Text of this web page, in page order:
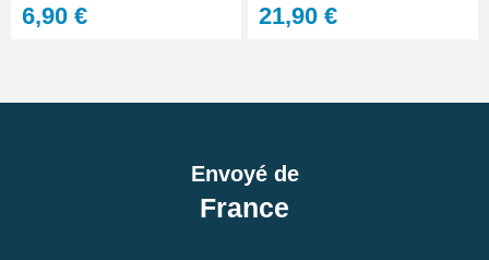
6,90 € 21,90 €
Envoyé de
France